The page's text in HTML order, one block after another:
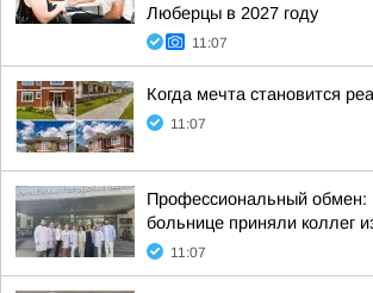
Люберцы в 2027 году
11:07
Когда мечта становится
11:07
Профессиональный обмен:
больнице приняли коллег
11:07